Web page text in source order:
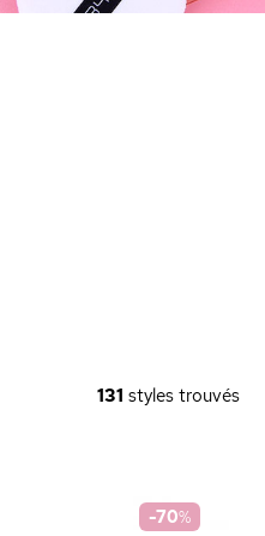
131 styles trouvés
-70%
Rouge à Lèvres